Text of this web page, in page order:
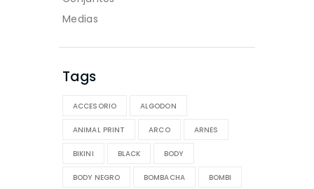
Medias
Tags
ACCESORIO ALGODON
ANIMAL PRINT ARCO ARNES
BIKINI BLACK BODY
BODY NEGRO BOMBACHA BOMBI